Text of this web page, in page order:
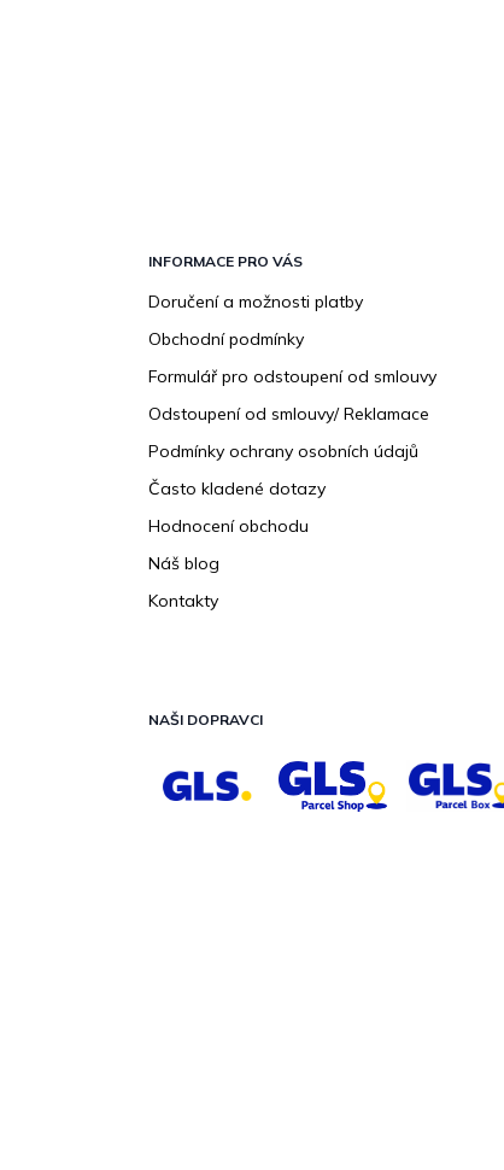
INFORMACE PRO VÁS
Doručení a možnosti platby
Obchodní podmínky
Formulář pro odstoupení od smlouvy
Odstoupení od smlouvy/ Reklamace
Podmínky ochrany osobních údajů
Často kladené dotazy
Hodnocení obchodu
Náš blog
Kontakty
NAŠI DOPRAVCI